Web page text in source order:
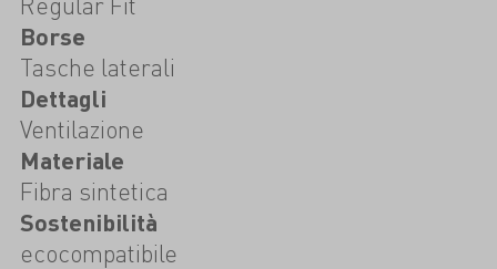
Borse
Tasche laterali
Dettagli
Ventilazione
Materiale
Fibra sintetica
Sostenibilità
ecocompatibile